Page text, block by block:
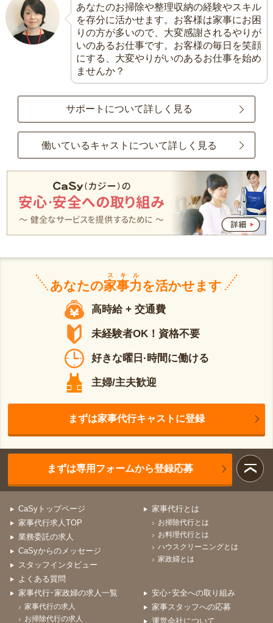
あなたのお掃除や整理収納の経験やスキル
を存分に活かせます。お客様は家事にお困
りの方が多いので、大変感謝されるやりが
いのあるお仕事です。お客様の毎日を笑顔
にする、大変やりがいのあるお仕事を始め
ませんか？
サポートについて詳しく見る
働いているキャストについて詳しく見る
あなたの家事力
スキル
を活かせます
高時給 + 交通費
未経験者OK！資格不要
好きな曜日·時間に働ける
主婦/主夫歓迎
まずは家事代行キャストに登録
まずは専用フォームから登録応募
CaSyトップページ
家事代行求人TOP
業務委託の求人
CaSyからのメッセージ
スタッフインタビュー
よくある質問
家事代行とは
お掃除代行とは
お料理代行とは
ハウスクリーニングとは
家政婦とは
家事代行･家政婦の求人一覧
家事代行の求人
お掃除代行の求人
安心･安全への取り組み
家事スタッフへの応募
運営会社について